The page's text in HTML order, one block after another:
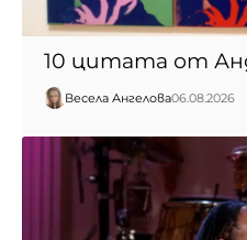
10 цитата от
Весела Ангелова06.08.2026